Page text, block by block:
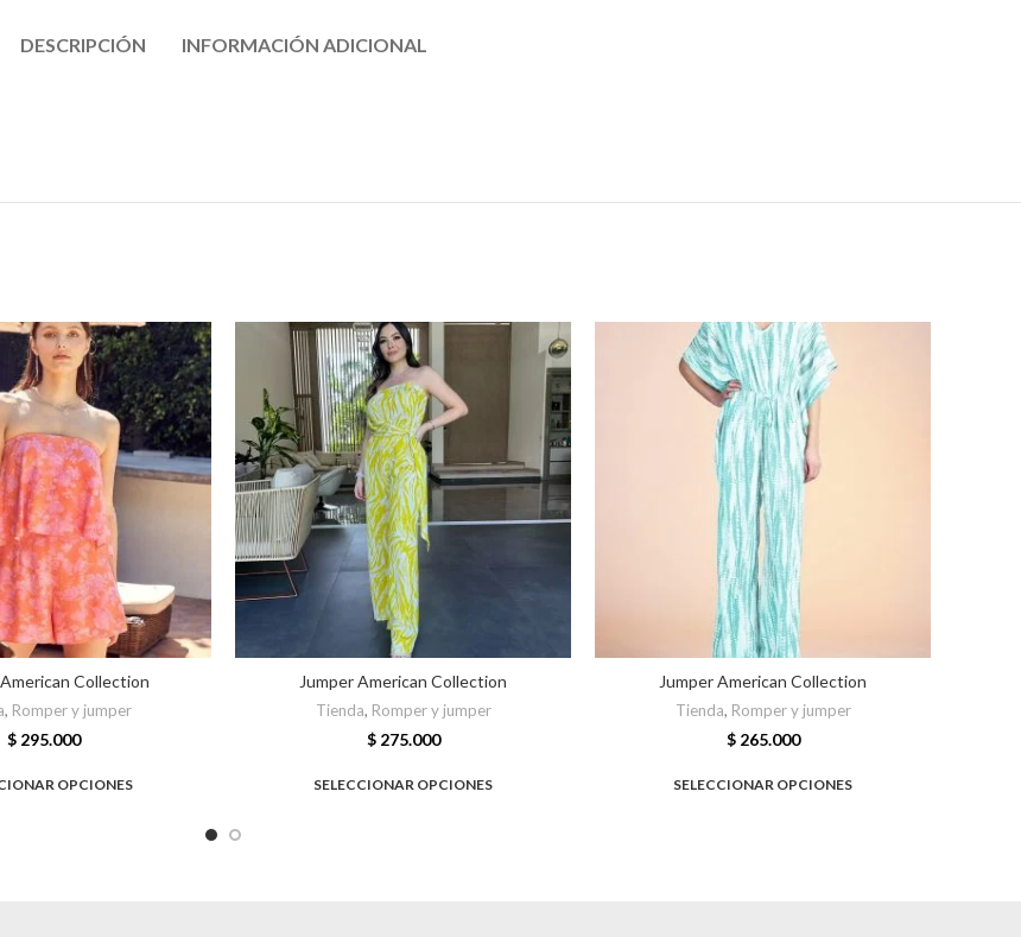
DESCRIPCIÓN INFORMACIÓN ADICIONAL
Collection
, Romper y jumper
$295.000
OPCIONES
Jumper American Collection
Tienda, Romper y jumper
$275.000
SELECCIONAR OPCIONES
Jumper American Collection
Tienda, Romper y jumper
$265.000
SELECCIONAR OPCIONES